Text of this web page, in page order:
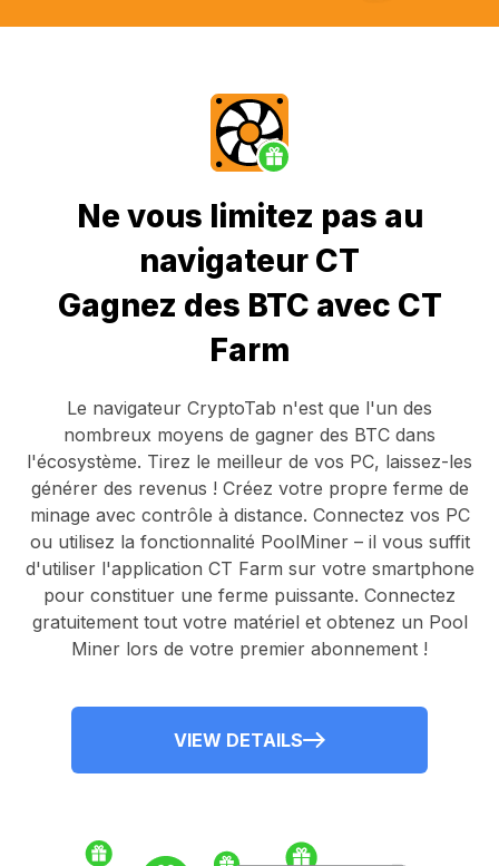
Ne vous limitez pas au
navigateur CT
Gagnez des BTC avec CT
Farm
Le navigateur CryptoTab n'est que l'un des
nombreux moyens de gagner des BTC dans
l'écosystème. Tirez le meilleur de vos PC, laissez-les
générer des revenus ! Créez votre propre ferme de
minage avec contrôle à distance. Connectez vos PC
ou utilisez la fonctionnalité PoolMiner– il vous suffit
d'utiliser l'application CT Farm sur votre smartphone
pour constituer une ferme puissante. Connectez
gratuitement tout votre matériel et obtenez un Pool
Miner lors de votre premier abonnement !
VIEW DETAILS